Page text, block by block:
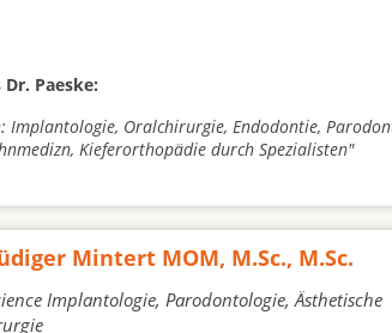
Paeske:
Implantologie, Oralchirurgie, Endodontie,
Kieferorthopädie durch Spezialisten"
Mintert MOM, M.Sc., M.Sc.
Implantologie, Parodontologie, Ästhetische